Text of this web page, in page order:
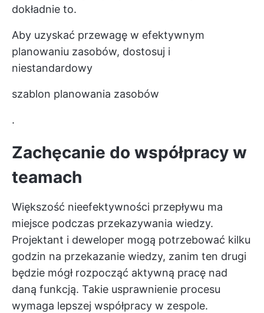
dokładnie to.
Aby uzyskać przewagę w efektywnym
planowaniu zasobów, dostosuj i
niestandardowy
szablon planowania zasobów
.
Zachęcanie do współpracy w
teamach
Większość nieefektywności przepływu ma
miejsce podczas przekazywania wiedzy.
Projektant i deweloper mogą potrzebować kilku
godzin na przekazanie wiedzy, zanim ten drugi
będzie mógł rozpocząć aktywną pracę nad
daną funkcją. Takie usprawnienie procesu
wymaga lepszej współpracy w zespole.